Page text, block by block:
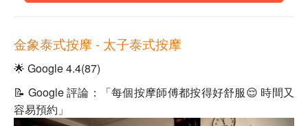
金象泰式按摩 - 太子泰式按摩
🌟 Google 4.4(87)
📝 Google 評論：「每個按摩師傅都按得好舒服😌 時間又
容易預約」